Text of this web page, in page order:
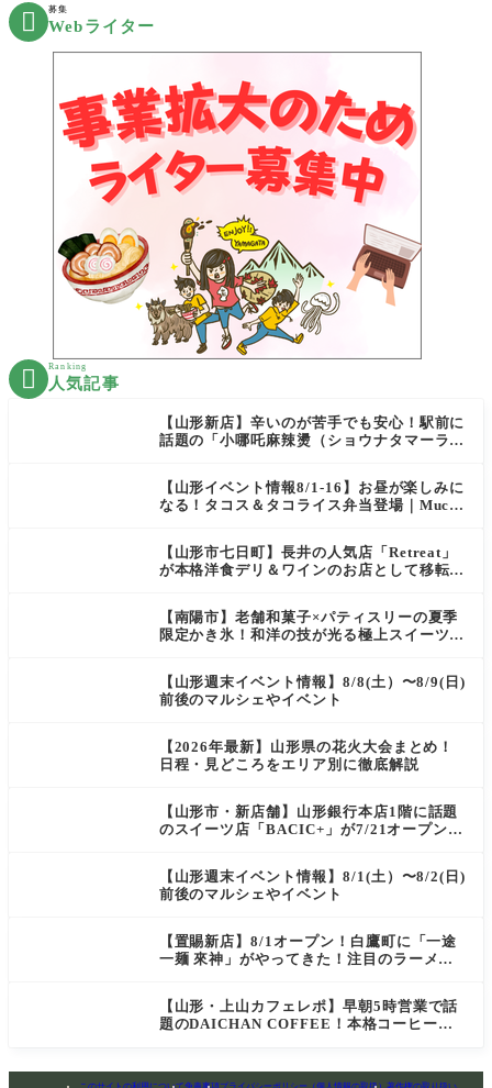
 募集
Webライター
 Ranking
人気記事
【山形新店】辛いのが苦手でも安心！駅前に
話題の「小哪吒麻辣燙（ショウナタマーラー
【山形イベント情報8/1-16】お昼が楽しみに
なる！タコス＆タコライス弁当登場｜Mucha
【山形市七日町】長井の人気店「Retreat」
が本格洋食デリ＆ワインのお店として移転オ
【南陽市】老舗和菓子×パティスリーの夏季
限定かき氷！和洋の技が光る極上スイーツ｜
【山形週末イベント情報】8/8(土）〜8/9(日)
前後のマルシェやイベント
【2026年最新】山形県の花火大会まとめ！
日程・見どころをエリア別に徹底解説
【山形市・新店舗】山形銀行本店1階に話題
のスイーツ店「BACIC+」が7/21オープン！
【山形週末イベント情報】8/1(土）〜8/2(日)
前後のマルシェやイベント
【置賜新店】8/1オープン！白鷹町に「一途
一麺 來神」がやってきた！注目のラーメン
【山形・上山カフェレポ】早朝5時営業で話
題のDAICHAN COFFEE！本格コーヒーを